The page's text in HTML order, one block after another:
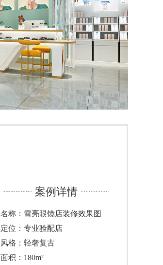
案例详情
名称：雪亮眼镜店装修效果图
定位：专业验配店
风格：轻奢复古
面积：180m²